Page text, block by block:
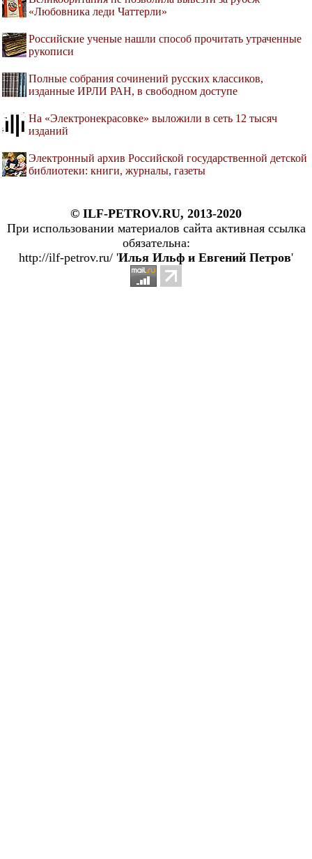
«Любовника леди Чаттерли»
Российские ученые нашли способ прочитать утраченные
рукописи
Полные собрания сочинений русских классиков,
изданные ИРЛИ РАН, в свободном доступе
На «Электронекрасовке» выложили в сеть 12 тысяч
изданий
Электронный архив Российской государственной детской
библиотеки: книги, журналы, газеты
© ILF-PETROV.RU, 2013-2020
При использовании материалов сайта активная ссылка
обязательна:
http://ilf-petrov.ru/ 'Илья Ильф и Евгений Петров'